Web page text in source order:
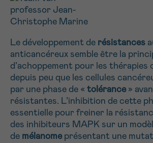
Le développement de résistances
anticancéreux semble être la
d’achoppement pour les thérapies
depuis peu que les cellules
par une phase de « tolérance »
résistantes. L’inhibition de cette
essentielle pour freiner la
des inhibiteurs MAPK sur un
de mélanomeprésentant une
E-MAIL
VOTRE QUESTION
Je souhaite recevoir la Newsletter